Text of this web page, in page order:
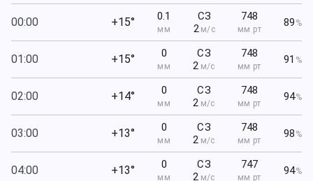
00:00 +15° 0.1
мм
СЗ
2 м/с
748
мм рт
89 %
01:00 +15° 0
мм
СЗ
2 м/с
748
мм рт
91 %
02:00 +14° 0
мм
СЗ
2 м/с
748
мм рт
94%
03:00 +13° 0
мм
СЗ
2 м/с
748
мм рт
98 %
04:00 +13° 0
мм
СЗ
2 м/с
747
мм рт
94%